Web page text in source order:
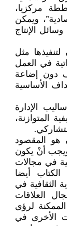
مركزيا،
ويمكن
الإنتاج
مثل
في العمل
دون إضاعة
الأساسية
الإدارة
المتوازنة،
هو المقصود
ويجب أنْ يكون
في مجالات
الكتاب أيضا
الثقافية في
العلاقات
لرؤى
الأخرى في